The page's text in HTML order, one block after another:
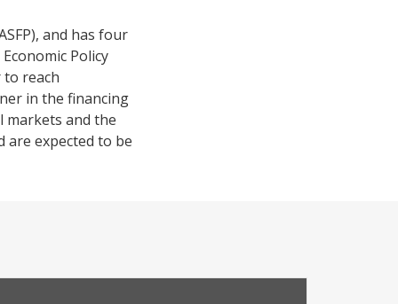
and has four
Policy
to reach
in the financing
markets and the
are expected to be